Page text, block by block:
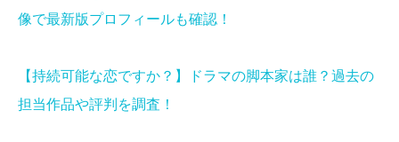
像で最新版プロフィールも確認！
【持続可能な恋ですか？】ドラマの脚本家は誰？過去の
担当作品や評判を調査！